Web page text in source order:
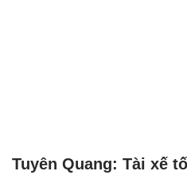
Tuyên Quang: Tài xế